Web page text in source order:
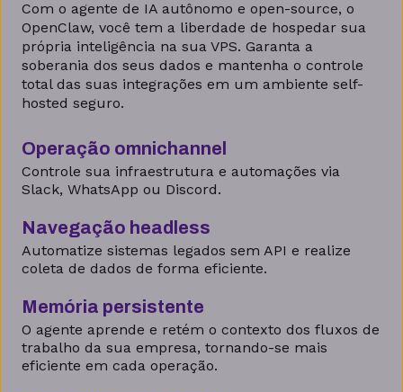
Com o agente de IA autônomo e open-source, o
OpenClaw, você tem a liberdade de hospedar sua
própria inteligência na sua VPS. Garanta a
soberania dos seus dados e mantenha o controle
total das suas integrações em um ambiente self-
hosted seguro.
Operação omnichannel
Controle sua infraestrutura e automações via
Slack, WhatsApp ou Discord.
Navegação headless
Automatize sistemas legados sem API e realize
coleta de dados de forma eficiente.
Memória persistente
O agente aprende e retém o contexto dos fluxos de
trabalho da sua empresa, tornando-se mais
eficiente em cada operação.